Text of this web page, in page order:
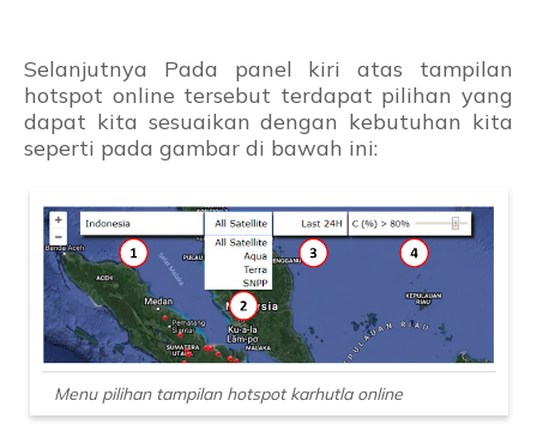
Selanjutnya Pada panel kiri atas tampilan
hotspot online tersebut terdapat pilihan yang
dapat kita sesuaikan dengan kebutuhan kita
seperti pada gambar di bawah ini:
Menu pilihan tampilan hotspot karhutla online